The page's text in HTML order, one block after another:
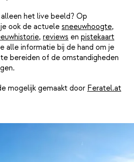
het live beeld? Op
ook de actuele sneeuwhoogte,
, reviews en pistekaart
alle informatie bij de hand om je
bereiden of de omstandigheden
mogelijk gemaakt door Feratel.at